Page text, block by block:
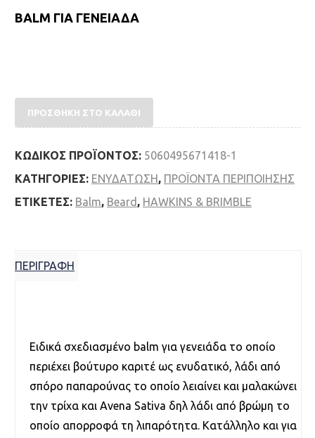
BALM ΓΙΑ ΓΕΝΕΙΆΔΑ
ΠΡΟΣΘΉΚΗ ΣΤΟ ΚΑΛΆΘΙ
ΚΩΔΙΚΌΣ ΠΡΟΪΌΝΤΟΣ: 5060495671418-1
ΚΑΤΗΓΟΡΊΕΣ: ΕΝΥΔΑΤΩΣΗ , ΠΡΟΪΟΝTA ΠΕΡΙΠΟΙΗΣΗΣ
ΕΤΙΚΈΤΕΣ: Balm, Beard , HAWKINS & BRIMBLE
ΠΕΡΙΓΡΑΦΉ
Ειδικά σχεδιασμένο balm για γενειάδα το οποίο
περιέχει βούτυρο καριτέ ως ενυδατικό, λάδι από
σπόρο παπαρούνας το οποίο λειαίνει και μαλακώνει
την τρίχα και Avena Sativa δηλ λάδι από βρώμη το
οποίο απορροφά τη λιπαρότητα. Κατάλληλο και για